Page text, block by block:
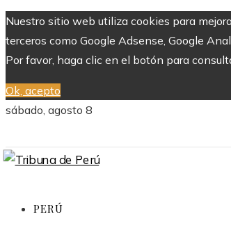
Nuestro sitio web utiliza cookies para
terceros como Google Adsense, Google
Por favor, haga clic en el botón para
Ok, acepto
sábado, agosto 8
PERÚ